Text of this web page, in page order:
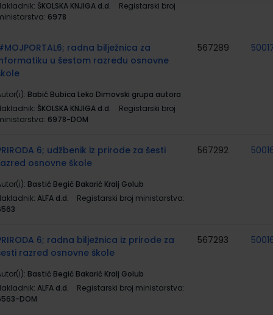
ŠKOLSKA KNJIGA d.d.
Registarski broj
6978
radna bilježnica za
u šestom razredu osnovne
Babić Bubica Leko Dimovski grupa autora
ŠKOLSKA KNJIGA d.d.
Registarski broj
6978-DOM
567289
6; udžbenik iz prirode za šesti
osnovne škole
Bastić Begić Bakarić Kralj Golub
ALFA d.d.
Registarski broj ministarstva:
567292
6; radna bilježnica iz prirode za
razred osnovne škole
Bastić Begić Bakarić Kralj Golub
ALFA d.d.
Registarski broj ministarstva:
DOM
567293